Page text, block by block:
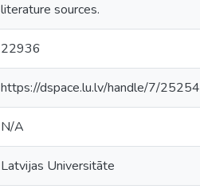
literature sources.
22936
https://dspace.lu.lv/handle/7/25254
N/A
Latvijas Universitāte